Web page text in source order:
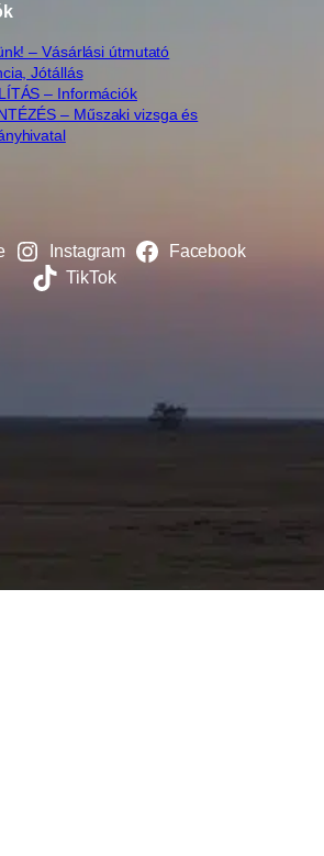
– Vásárlási útmutató
Jótállás
– Információk
– Műszaki vizsga és
Instagram
Facebook
TikTok